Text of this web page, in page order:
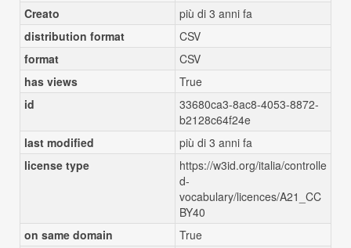
Creato
più di 3 anni fa
distribution format
CSV
format
CSV
has views
True
id
33680ca3-8ac8-4053-8872-
b2128c64f24e
last modified
più di 3 anni fa
license type
https://w3id.org/italia/controlle
d-
vocabulary/licences/A21_CC
BY40
on same domain
True